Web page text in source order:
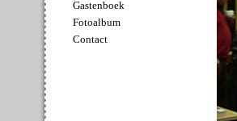
Gastenboek
Fotoalbum
Contact